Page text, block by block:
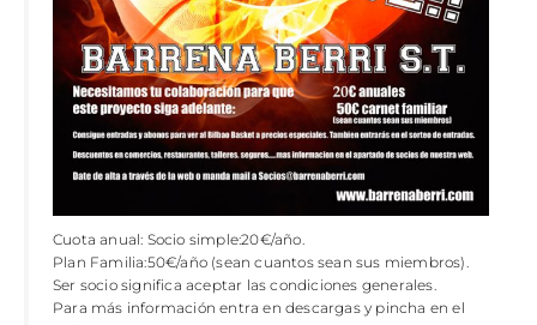
Cuota anual: Socio simple:20€/año.
Plan Familia:50€/año (sean cuantos sean sus miembros).
Ser socio significa aceptar las condiciones generales.
Para más información entra en descargas y pincha en el